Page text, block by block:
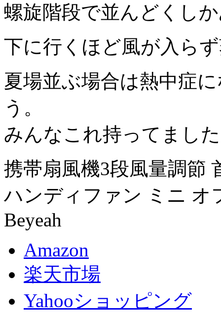
螺旋階段で並んどくし
下に行くほど風が入ら
夏場並ぶ場合は熱中症
う。
みんなこれ持ってまし
携帯扇風機3段風量調節
ハンディファン ミニ オ
Beyeah
Amazon
楽天市場
Yahooショッピング